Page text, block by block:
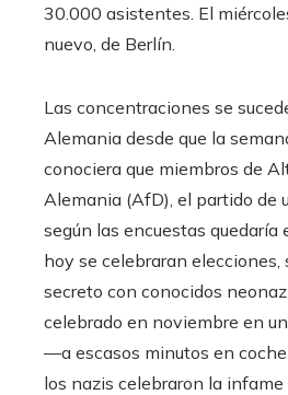
30.000 asistentes. El
nuevo, de Berlín.
Las concentraciones se
Alemania desde que la
conociera que miembros de
Alemania (AfD), el partido de
según las encuestas quedaría
hoy se celebraran elecciones,
secreto con conocidos
celebrado en noviembre en
—a escasos minutos en
los nazis celebraron la